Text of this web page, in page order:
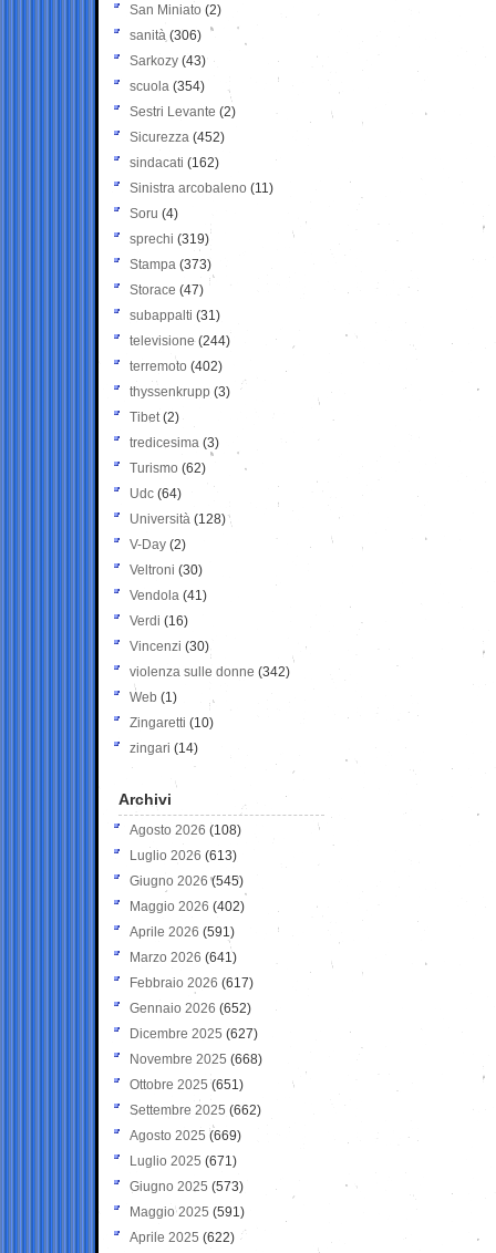
San Miniato (2)
sanità (306)
Sarkozy (43)
scuola (354)
Sestri Levante (2)
Sicurezza (452)
sindacati (162)
Sinistra arcobaleno (11)
Soru (4)
sprechi (319)
Stampa (373)
Storace (47)
subappalti (31)
televisione(244)
terremoto (402)
thyssenkrupp (3)
Tibet(2)
tredicesima (3)
Turismo (62)
Udc (64)
Università (128)
V-Day (2)
Veltroni (30)
Vendola (41)
Verdi (16)
Vincenzi (30)
violenza sulle donne (342)
Web (1)
Zingaretti (10)
zingari (14)
Archivi
Agosto 2026 (108)
Luglio 2026 (613)
Giugno 2026 (545)
Maggio 2026 (402)
Aprile 2026 (591)
Marzo 2026 (641)
Febbraio 2026 (617)
Gennaio 2026 (652)
Dicembre 2025 (627)
Novembre 2025 (668)
Ottobre 2025 (651)
Settembre 2025 (662)
Agosto 2025 (669)
Luglio 2025 (671)
Giugno 2025 (573)
Maggio 2025 (591)
Aprile 2025 (622)